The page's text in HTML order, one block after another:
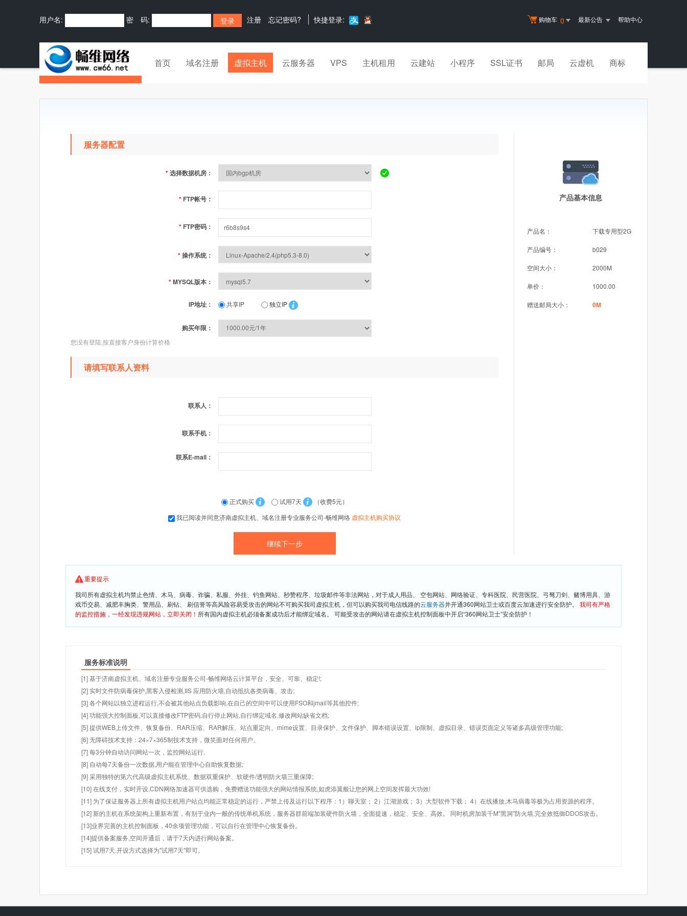
购物车 0 最新公告 帮助中心
用户名: 密 码: 注册 忘记密码? 快捷登录:
首页 域名注册 虚拟主机 云服务器 VPS 主机租用 云建站 小程序 SSL证书 邮局 云虚机 商标
产品基本信息
产品名： 下载专用型2G
产品编号： b029
空间大小： 2000M
单价： 1000.00
赠送邮局大小： 0M
服务器配置
*选择数据机房：
* FTP帐号：
* FTP密码：
*操作系统：
*MYSQL版本：
IP地址： 共享IP 独立IP
购买年限：
您没有登陆,按直接客户身份计算价格
请填写联系人资料
联系人：
联系手机：
联系E-mail：
正式购买 试用7天
（收费5元）
我已阅读并同意济南虚拟主机、域名注册专业服务公司-畅维网络 虚拟主机购买协议
重要提示
我司所有虚拟主机均禁止色情、木马、病毒、诈骗、私服、外挂、钓鱼网站、秒赞程序、垃圾邮件等非法网站，对于成人用品、 空包网站、网络验证、专科医院、民营医院、弓驽刀剑、赌博用具、游
戏币交易、减肥丰胸类、警用品、刷钻、 刷信誉等高风险容易受攻击的网站不可购买我司虚拟主机，但可以购买我司电信线路的云服务器并开通360网站卫士或百度云加速进行安全防护。 我司有严格
的监控措施，一经发现违规网站，立即关闭！ 所有国内虚拟主机必须备案成功后才能绑定域名。 可能受攻击的网站请在虚拟主机控制面板中开启“360网站卫士”安全防护！
服务标准说明
[1] 基于济南虚拟主机、域名注册专业服务公司-畅维网络云计算平台，安全、可靠、稳定!;
[2] 实时文件防病毒保护,黑客入侵检测,IIS 应用防火墙,自动抵抗各类病毒、攻击;
[3] 各个网站以独立进程运行,不会被其他站点负载影响,在自己的空间中可以使用FSO和jmail等其他控件;
[4] 功能强大控制面板,可以直接修改FTP密码,自行停止网站,自行绑定域名,修改网站缺省文档;
[5] 提供WEB上传文件、恢复备份、RAR压缩、RAR解压、站点重定向、mime设置、目录保护、文件保护、脚本错误设置、ip限制、虚拟目录、错误页面定义等诸多高级管理功能;
[6] 无障碍技术支持：24×7×365制技术支持，微笑面对任何用户。
[7] 每3分钟自动访问网站一次，监控网站运行.
[8] 自动每7天备份一次数据,用户能在管理中心自助恢复数据;
[9] 采用独特的第六代高级虚拟主机系统、数据双重保护、软硬件/透明防火墙三重保障;
[10] 在线支付，实时开设,CDN网络加速器可供选购，免费赠送功能强大的网站情报系统,如虎添翼般让您的网上空间发挥最大功效!
[11] 为了保证服务器上所有虚拟主机用户站点均能正常稳定的运行，严禁上传及运行以下程序：1）聊天室； 2）江湖游戏； 3）大型软件下载； 4）在线播放,木马病毒等极为占用资源的程序。
[12] 新的主机在系统架构上重新布置，有别于业内一般的传统单机系统，服务器群前端加装硬件防火墙，全面提速，稳定、安全、高效。 同时机房加装千M"黑洞"防火墙,完全效抵御DDOS攻击。
[13]业界完善的主机控制面板，40余项管理功能，可以自行在管理中心恢复备份。
[14]提供备案服务,空间开通后，请于7天内进行网站备案。
[15] 试用7天.开设方式选择为"试用7天"即可。